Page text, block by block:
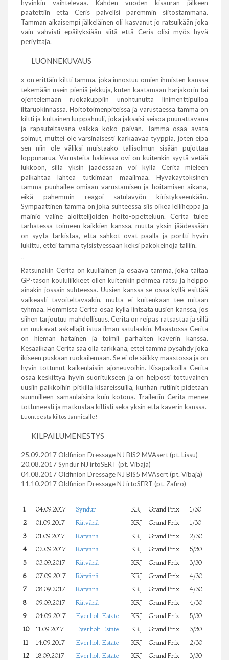
hyvinkin vaihtelevaa. Kahden vuoden kisauran jälkeen
päätettiin että Ceris palvelisi paremmin siitostammana.
Tamman aikaisempi jälkeläinen oli kasvanut jo ratsuikään joka
vain vahvisti epäilyksiään siitä että Ceris olisi myös hyvä
periyttäjä.
LUONNEKUVAUS
x on erittäin kiltti tamma, joka innostuu omien ihmisten kanssa
tekemään usein pieniä jekkuja, kuten kaatamaan harjakorin tai
ojentelemaan ruokakuppiin unohtunutta linimenttipulloa
iltaruokinnassa. Hoitotoimenpiteissä ja varustaessa tamma on
kiltti ja kultainen lurppahuuli, joka jaksaisi seisoa puunattavana
ja rapsuteltavana vaikka koko päivän. Tamma osaa avata
solmut, muttei ole varsinaisesti karkaavaa tyyppiä, joten eipä
sen niin ole väliksi muistaako tallisolmun sisään pujottaa
loppunarua. Varusteita hakiessa ovi on kuitenkin syytä vetää
lukkoon, sillä yksin jäädessään voi kyllä Cerita mieleen
pälkähtää lähteä tutkimaan maailmaa. Hyväkäytöksinen
tamma puuhailee omiaan varustamisen ja hoitamisen aikana,
eikä pahemmin reagoi satulavyön kiristykseenkään.
Sympaattinen tamma on joka suhteessa siis oikea lelliheppa ja
mainio väline aloittelijoiden hoito-opetteluun. Cerita tulee
tarhatessa toimeen kaikkien kanssa, mutta yksin jäädessään
on syytä tarkistaa, että sähköt ovat päällä ja portti hyvin
lukittu, ettei tamma tylsistyessään keksi pakokeinoja talliin.
¨
Ratsunakin Cerita on kuuliainen ja osaava tamma, joka taitaa
GP-tason koululiikkeet ollen kuitenkin pehmeä ratsu ja helppo
ainakin jossain suhteessa. Uusien kanssa se osaa kyllä esittää
vaikeasti tavoiteltavaakin, mutta ei kuitenkaan tee mitään
tyhmää. Hommista Cerita osaa kyllä lintsata uusien kanssa, jos
siihen tarjoutuu mahdollisuus. Cerita on reipas ratsastaa ja sillä
on mukavat askellajit istua ilman satulaakin. Maastossa Cerita
on hieman hätäinen ja toimii parhaiten kaverin kanssa.
Kesäaikaan Cerita saa olla tarkkana, ettei tamma pysähdy joka
ikiseen puskaan ruokailemaan. Se ei ole säikky maastossa ja on
hyvin tottunut kaikenlaisiin ajoneuvoihin. Kisapaikoilla Cerita
osaa keskittyä hyvin suoritukseen ja on helposti tottuvainen
uusiin paikkoihin pitkillä kisareissuilla, kunhan rutiinit pidetään
suunnilleen samanlaisina kuin kotona. Traileriin Cerita menee
tottuneesti ja matkustaa kiltisti sekä yksin että kaverin kanssa.
Luonteesta kiitos Jannicalle!
KILPAILUMENESTYS
25.09.2017 Oldfinion Dressage NJ BIS2 MVAsert (pt. Lissu)
20.08.2017 Syndur NJ irtoSERT (pt. Vibaja)
04.08.2017 Oldfinion Dressage NJ BIS5 MVAsert (pt. Vibaja)
11.10.2017 Oldfinion Dressage NJ irtoSERT (pt. Zafiro)
1 04.09.2017 Syndur KRJ Grand Prix
1/30
2
01.09.2017 Rätvänä KRJ Grand Prix
1/30
3
01.09.2017 Rätvänä KRJ Grand Prix
2/30
4
02.09.2017 Rätvänä KRJ Grand Prix
5/30
5
03.09.2017 Rätvänä KRJ Grand Prix
3/30
6
07.09.2017 Rätvänä KRJ Grand Prix
4/30
7
08.09.2017 Rätvänä KRJ Grand Prix
4/30
8
09.09.2017 Rätvänä KRJ Grand Prix
4/30
9
04.09.2017 Everholt Estate KRJ Grand Prix
5/30
10
11.09.2017 Everholt Estate KRJ Grand Prix
3/30
11
14.09.2017 Everholt Estate KRJ Grand Prix
2/30
12
18.09.2017 Everholt Estate KRJ Grand Prix
3/30